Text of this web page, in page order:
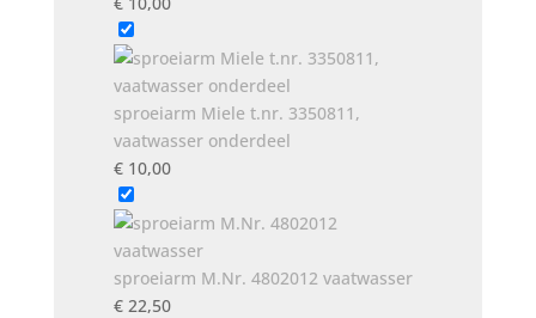
sproeiarm Miele t.nr. 3350811,
vaatwasser onderdeel
€10,00
sproeiarm M.Nr. 4802012 vaatwasser
€22,50